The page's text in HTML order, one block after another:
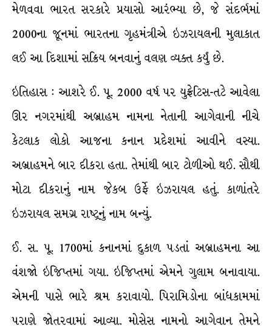
મેળવવા ભારત સરકારે પ્રયાસો આરંભ્યા છે, જે સંદર્ભમાં
2000ના જૂનમાં ભારતના ગૃહમંત્રીએ ઇઝરાયલની મુલાકાત
લઈ આ દિશામાં સક્રિય બનવાનું વલણ વ્યક્ત કર્યું છે.
ઇતિહાસ : આશરે ઈ. પૂ. 2000 વર્ષ પર યુફ્રેટિસ-તટે આવેલા
ઊર નગરમાંથી અબ્રાહમ નામના નેતાની આગેવાની નીચે
કેટલાક લોકો આજના કનાન પ્રદેશમાં આવીને વસ્યા.
અબ્રાહમને બાર દીકરા હતા. તેમાંથી બાર ટોળીઓ થઈ. સૌથી
મોટા દીકરાનું નામ જેકબ ઉર્ફે ઇઝરાયલ હતું. કાળાંતરે
ઇઝરાયલ સમગ્ર રાષ્ટ્રનું નામ બન્યું.
ઈ. સ. પૂ. 1700માં કનાનમાં દુકાળ પડતાં અબ્રાહમના આ
વંશજો ઇજિપ્તમાં ગયા. ઇજિપ્તમાં એમને ગુલામ બનાવાયા.
એમની પાસે ભારે શ્રમ કરાવાયો. પિરામિડોના બાંધકામમાં
પરાણે જોતરવામાં આવ્યા. મોસેસ નામનો આગેવાન તેમને